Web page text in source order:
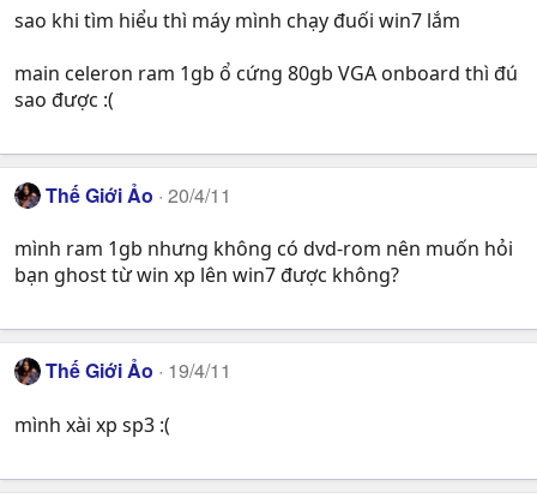
sao khi tìm hiểu thì máy mình chạy đuối win7 lắm
main celeron ram 1gb ổ cứng 80gb VGA onboard thì đú
sao được :(
Thế Giới Ảo 20/4/11
mình ram 1gb nhưng không có dvd-rom nên muốn hỏi
bạn ghost từ win xp lên win7 được không?
Thế Giới Ảo 19/4/11
mình xài xp sp3 :(